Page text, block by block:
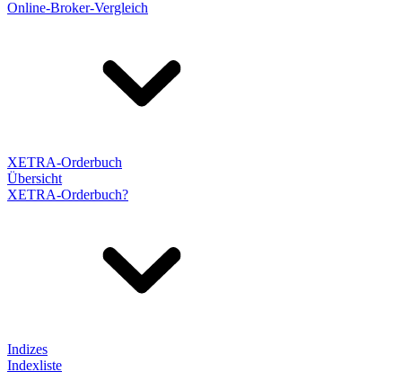
Online-Broker-Vergleich
XETRA-Orderbuch
Übersicht
XETRA-Orderbuch?
Indizes
Indexliste